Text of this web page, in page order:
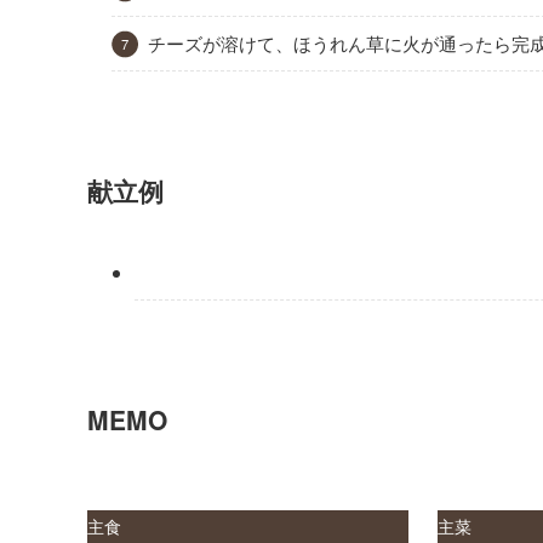
チーズが溶けて、ほうれん草に火が通ったら完
献立例
MEMO
主食 主菜